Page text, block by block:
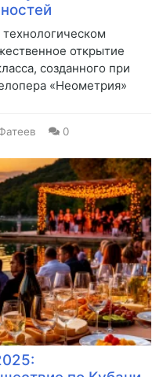
открытие
созданного при
«Неометрия»
0